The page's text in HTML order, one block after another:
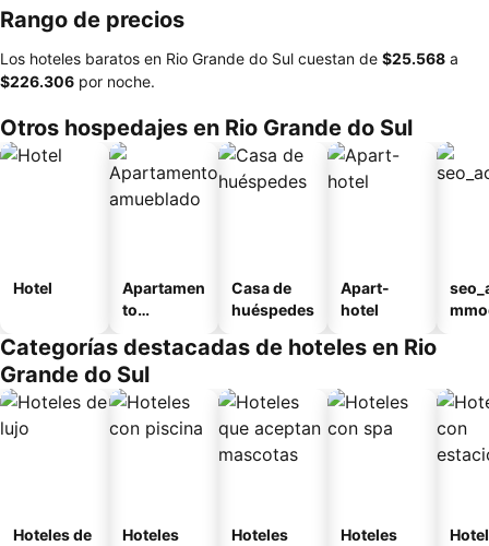
Rango de precios
Los hoteles baratos en Rio Grande do Sul cuestan de ‎$25.568 a
‎$226.306 por noche.
Otros hospedajes en Rio Grande do Sul
Hotel
Apartamen
to
o
Casa de
huéspedes
Apart-
hotel
Categorías destacadas de hoteles en Rio
Grande do Sul
Hoteles de
Hoteles
Hoteles
Hoteles